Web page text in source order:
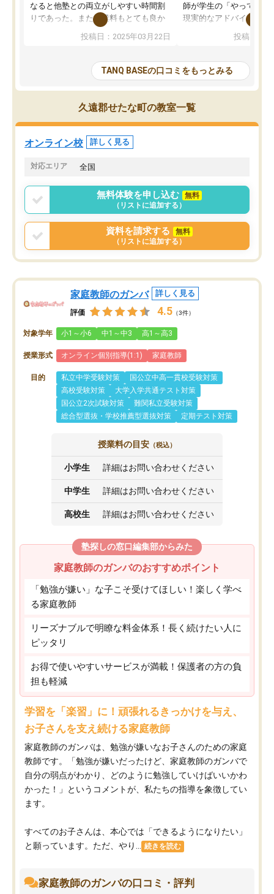
なると他塾との両立がしやすい時間割
りであった。また授業料もとても良か
総合型の多くの塾は大学生が見ること
大学生の目だけでなく、数人の大人に
も目を通して頂ける。そのため多くの
意見を聞くことができ、より良いもの
を推敲することが可能だ。
どの人も優しく、親身に接してくださ
るのでやる気も出て、良かったで
す！！
投稿日：2025年03月22日
師が学生の「やってみた
現実的なアドバイスを行
分野について学生知識
総合型選抜対策として志
接・小論文などの技術指
ション内容になっていま
選抜を通して将来自分
を社会人として働いてい
標を見つける事が出来ま
投稿日：
TANQ BASEの口コミをもっとみる
久遠郡せたな町の教室一覧
オンライン校 詳しく見る
対応エリア 全国
無料体験を申し込む
無料
（リストに追加する）
資料を請求する
無料
（リストに追加する）
家庭教師のガンバ 詳しく見る
評価 4.5 （3件）
対象学年 小1～小6 中1～中3 高1～高3
授業形式 オンライン個別指導(1:1) 家庭教師
目的 私立中学受験対策
国公立中高一貫校受験対策
高校受験対策
大学入学共通テスト対策
国公立2次試験対策
難関私立受験対策
総合型選抜・学校推薦型選抜対策
定期テスト対策
授業料の目安 （税込）
小学生 詳細はお問い合わせください
中学生 詳細はお問い合わせください
高校生 詳細はお問い合わせください
塾探しの窓口編集部からみた
家庭教師のガンバのおすすめポイント
「勉強が嫌い」な子こそ受けてほしい！楽しく学べ
る家庭教師
リーズナブルで明瞭な料金体系！長く続けたい人に
ピッタリ
お得で使いやすいサービスが満載！保護者の方の負
担も軽減
学習を「楽習」に！頑張れるきっかけを与え、
お子さんを支え続ける家庭教師
家庭教師のガンバは、勉強が嫌いなお子さんのための家庭
教師です。「勉強が嫌いだったけど、家庭教師のガンバで
自分の弱点がわかり、どのように勉強していけばいいかわ
かった！」というコメントが、私たちの指導を象徴してい
ます。
すべてのお子さんは、本心では「できるようになりたい」
と願っています。ただ、やり...
続きを読む
家庭教師のガンバの口コミ・評判